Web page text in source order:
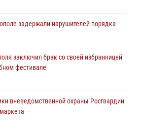
Главного управления Росгвардии по
Севастополю с Днём образования СОБР
задержали нарушителей порядка
заключил брак со своей избранницей
фестивале
вневедомственной охраны Росгвардии